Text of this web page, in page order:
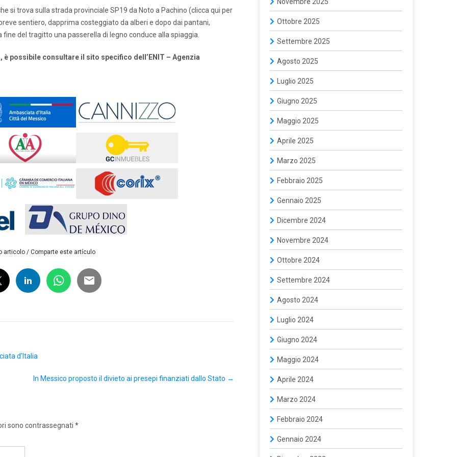
si trova sulla strada provinciale SP19 da Noto a Pachino (clicca qui per
sentiero, dapprima costeggiato da alberi e dopo dai pantani,
del tragitto una passerella di legno conduce alla spiaggia.
possibile consultare il sito specifico dell’ENIT – Agenzia
articolo / Comparte este artículo
d’Italia
In Messico proposto il divieto ai presepi finanziati dallo Stato →
sono contrassegnati *
Ottobre 2025
Settembre 2025
Agosto 2025
Luglio 2025
Giugno 2025
Maggio 2025
Aprile 2025
Marzo 2025
Febbraio 2025
Gennaio 2025
Dicembre 2024
Novembre 2024
Ottobre 2024
Settembre 2024
Agosto 2024
Luglio 2024
Giugno 2024
Maggio 2024
Aprile 2024
Marzo 2024
Febbraio 2024
Gennaio 2024